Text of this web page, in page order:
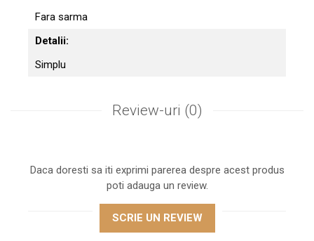
Fara sarma
Detalii:
Simplu
Review-uri (0)
Daca doresti sa iti exprimi parerea despre acest produs
poti adauga un review.
SCRIE UN REVIEW